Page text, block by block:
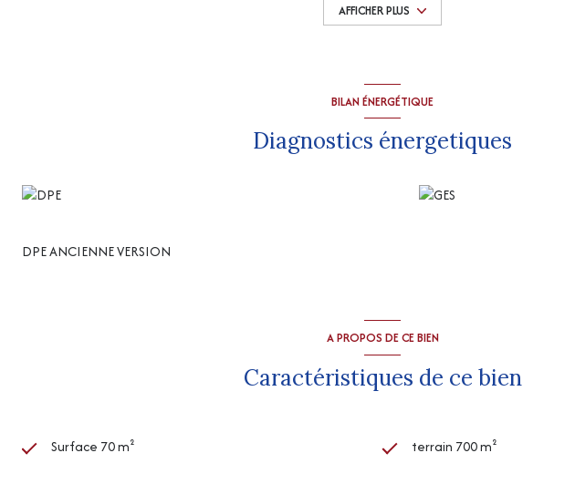
AFFICHER PLUS
BILAN ÉNERGÉTIQUE
Diagnostics énergetiques
DPE ANCIENNE VERSION
A PROPOS DE CE BIEN
Caractéristiques de ce bien
Surface 70 m² terrain 700 m²